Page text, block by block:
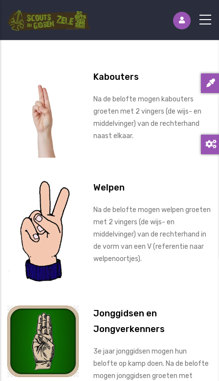
Kabouters
Na de belofte mogen kabouters
groeten met 2 vingers (de wijs- en
middelvinger) van de rechterhand
naast elkaar.
Welpen
Na de belofte mogen welpen groeten
met 2 vingers (de wijs- en
middelvinger) van de rechterhand in
de vorm van een V (referentie naar
welpenoortjes).
Jonggidsen en
Jongverkenners
3e jaar jonggidsen mogen hun
belofte op kamp doen. Na de belofte
mogen jonggidsen groeten met